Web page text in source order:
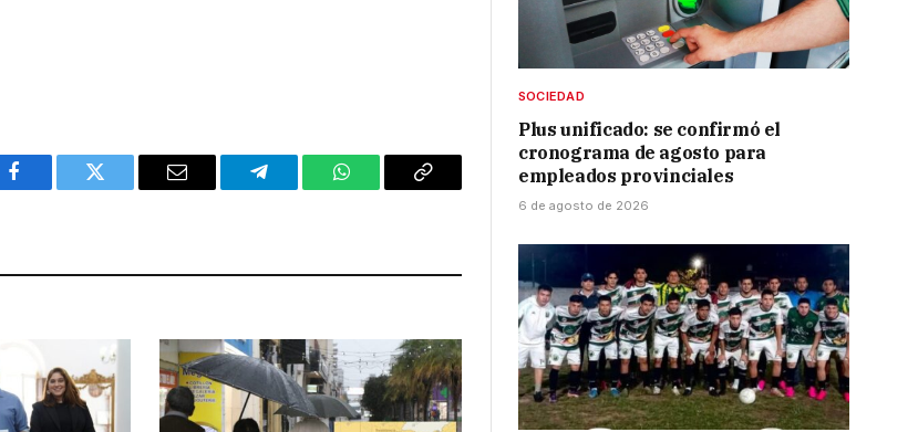
Facebook Twitter Email Telegram WhatsAppCopy
SOCIEDAD
Plus unificado: se confirmó el
cronograma de agosto para
empleados provinciales
6 de agosto de 2026